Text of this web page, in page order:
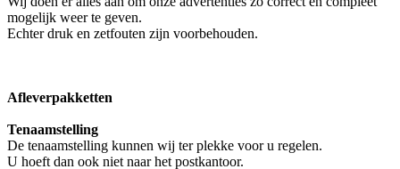
mogelijk weer te geven.
Echter druk en zetfouten zijn voorbehouden.
Afleverpakketten
Tenaamstelling
De tenaamstelling kunnen wij ter plekke voor u regelen.
U hoeft dan ook niet naar het postkantoor.